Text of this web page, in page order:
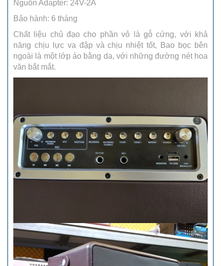
Nguồn Adapter: 24V-2A
Bảo hành: 6 tháng
Chất liệu chủ đạo cho phần vỏ là gỗ cứng, với khả
năng chịu lực va đập và chịu nhiệt tốt, Bao bọc bên
ngoài là một lớp áo bằng da, với những đường nét hoa
văn bắt mắt.